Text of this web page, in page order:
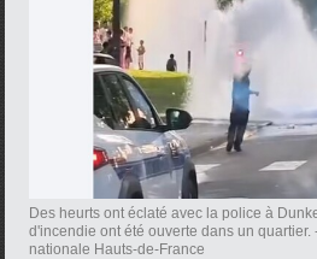
Des heurts ont éclaté avec la police à
d'incendie ont été ouverte dans un quartier.
nationale Hauts-de-France